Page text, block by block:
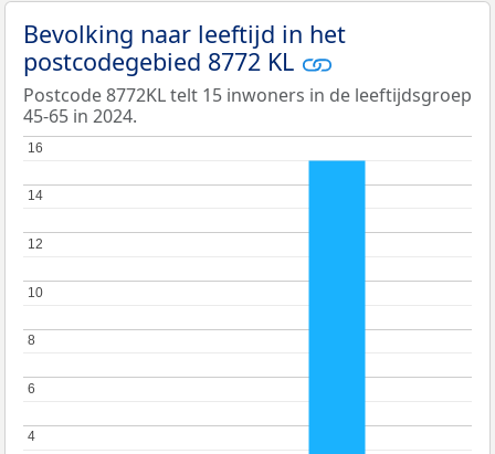
Bevolking naar leeftijd in het
postcodegebied 8772 KL
Postcode 8772KL telt 15 inwoners in de leeftijdsgroep
45-65 in 2024.
4
4
6
6
8
8
10
10
12
12
14
14
16
16